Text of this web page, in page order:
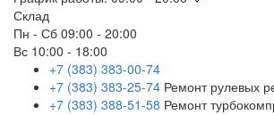
Склад
Пн - Сб 09:00 - 20:00
Вс 10:00 - 18:00
+7 (383) 383-00-74
+7 (383) 383-25-74 Ремонт рулевых
+7 (383) 388-51-58 Ремонт